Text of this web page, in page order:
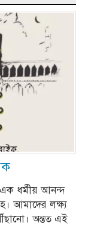
ধর্মীয় আনন্দ
আমাদের লক্ষ্য
অন্তত এই